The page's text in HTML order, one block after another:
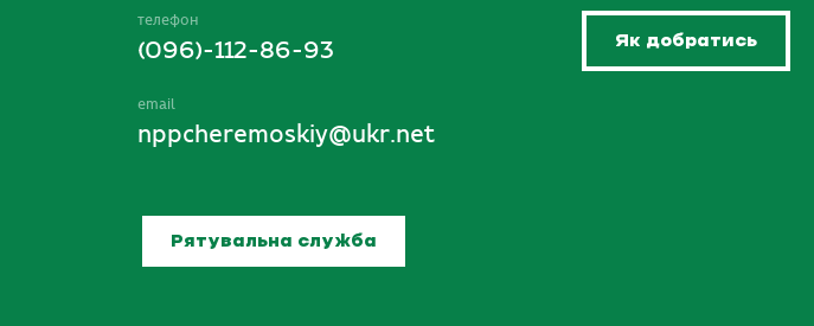
телефон
(096)-112-86-93
email
nppcheremoskiy@ukr.net
Рятувальна служба
Як добратись